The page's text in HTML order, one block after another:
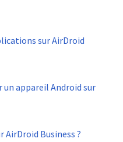
sur AirDroid
appareil Android sur
Business ?